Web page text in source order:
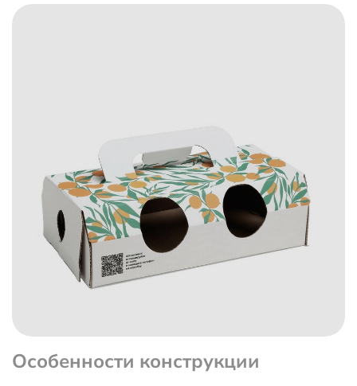
Особенности конструкции